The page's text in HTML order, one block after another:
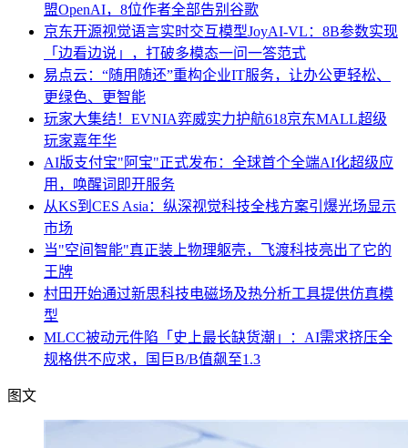
盟OpenAI，8位作者全部告别谷歌
京东开源视觉语言实时交互模型JoyAI-VL：8B参数实现
「边看边说」，打破多模态一问一答范式
易点云：“随用随还”重构企业IT服务，让办公更轻松、
更绿色、更智能
玩家大集结！EVNIA弈威实力护航618京东MALL超级
玩家嘉年华
AI版支付宝"阿宝"正式发布：全球首个全端AI化超级应
用，唤醒词即开服务
从KS到CES Asia：纵深视觉科技全栈方案引爆光场显示
市场
当"空间智能"真正装上物理躯壳，飞渡科技亮出了它的
王牌
村田开始通过新思科技电磁场及热分析工具提供仿真模
型
MLCC被动元件陷「史上最长缺货潮」：AI需求挤压全
规格供不应求，国巨B/B值飙至1.3
图文